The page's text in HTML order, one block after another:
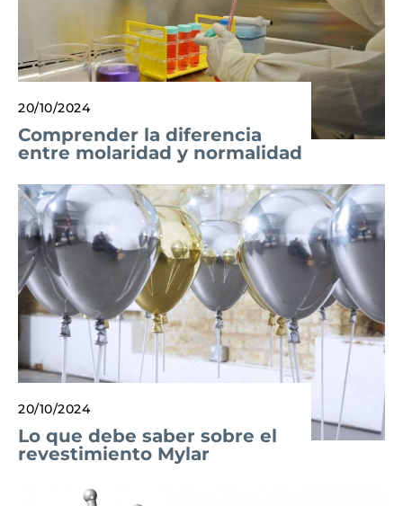
20/10/2024
Comprender la diferencia
entre molaridad y normalidad
20/10/2024
Lo que debe saber sobre el
revestimiento Mylar